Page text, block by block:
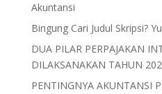
Akuntansi
Bingung Cari Judul Skripsi?
DUA PILAR PERPAJAKAN
DILAKSANAKAN TAHUN
PENTINGNYA AKUNTANSI